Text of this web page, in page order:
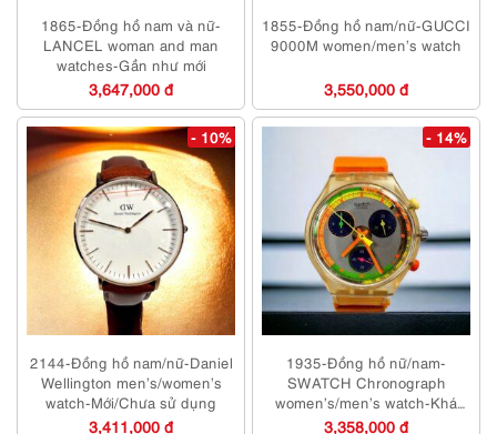
1865-Đồng hồ nam và nữ-
LANCEL woman and man
watches-Gần như mới
3,647,000 đ
1855-Đồng hồ nam/nữ-GUCCI
9000M women/men’s watch
3,550,000 đ
- 10%
2144-Đồng hồ nam/nữ-Daniel
Wellington men’s/women’s
watch-Mới/Chưa sử dụng
3,411,000 đ
- 14%
1935-Đồng hồ nữ/nam-
SWATCH Chronograph
women’s/men’s watch-Khá
mới
3,358,000 đ